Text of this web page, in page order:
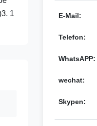
1
E-Mail:
Telefon:
WhatsAPP:
wechat:
Skypen: